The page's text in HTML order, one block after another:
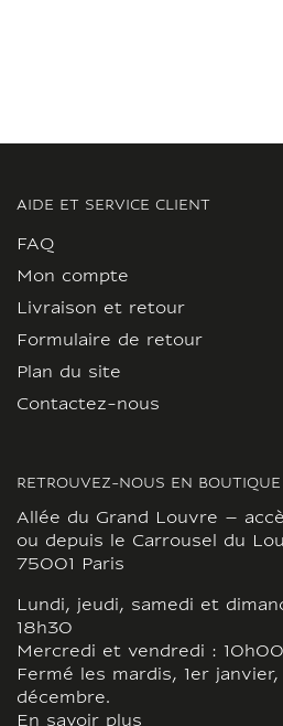
AIDE ET SERVICE CLIENT
FAQ
Mon compte
Livraison et retour
Formulaire de retour
Plan du site
Contactez-nous
RETROUVEZ-NOUS EN BOUTIQUE
Allée du Grand Louvre –
ou depuis le Carrousel du
75001 Paris
Lundi, jeudi, samedi et
18h30
Mercredi et vendredi :
Fermé les mardis, 1er
décembre.
En savoir plus